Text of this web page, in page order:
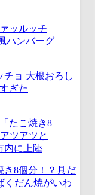
チョ 大根おろし
ぎた
き8個分！？具だ
くだん焼がいわ